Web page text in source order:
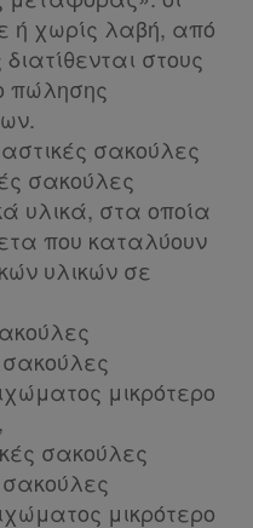
ή χωρίς λαβή, από
στους
πώλησης
σακούλες
σακούλες
υλικά, στα οποία
που καταλύουν
υλικών σε
μικρότερο
σακούλες
μικρότερο